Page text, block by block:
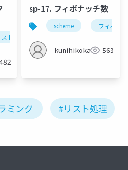
スト
482
sp-17. フィボナッチ数
scheme フィボナ
kunihikokaneko563
ミング #リスト処理